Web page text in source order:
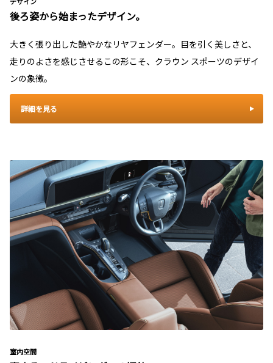
後ろ姿から始まったデザイン。
大きく張り出した艶やかなリヤフェンダー。目を引く美しさと、
走りのよさを感じさせるこの形こそ、クラウン スポーツのデザイ
ンの象徴。
詳細を見る
室内空間